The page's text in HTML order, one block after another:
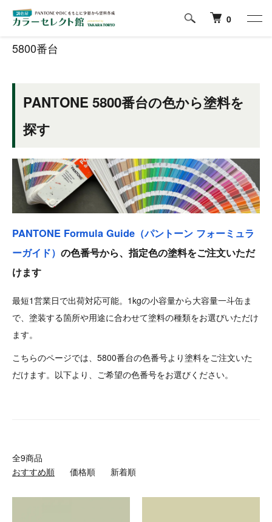
0
ホーム PANTONE Formula Guideの色から塗料を探す 5800番台
5800番台
PANTONE 5800番台の色から塗料を
探す
PANTONE Formula Guide（パントーン フォーミュラ
ーガイド） の色番号から、指定色の塗料をご注文いただ
けます
最短1営業日で出荷対応可能。1kgの小容量から大容量一斗缶ま
で、塗装する箇所や用途に合わせて塗料の種類をお選びいただけ
ます。
こちらのページでは、5800番台の色番号より塗料をご注文いた
だけます。以下より、ご希望の色番号をお選びください。
全9商品
おすすめ順
価格順 新着順